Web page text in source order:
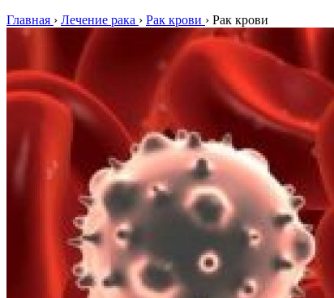
Главная › Лечение рака › Рак крови › Рак крови